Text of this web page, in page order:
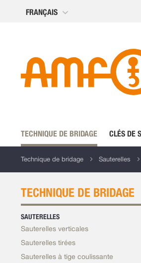
Allez
FRANÇAIS
TECHNIQUE DE BRIDAGE CLÉS DE
Technique de bridage Sauterelles
TECHNIQUE DE BRIDAGE
SAUTERELLES
Sauterelles verticales
Sauterelles tirées
Sauterelles à tige coulissante